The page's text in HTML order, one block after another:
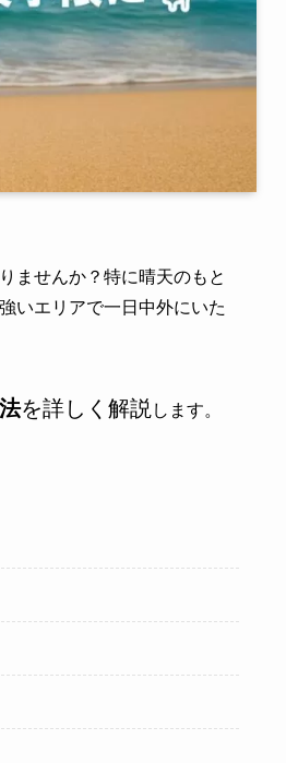
ませんか？特に晴天のもと
いエリアで一日中外にいた
を詳しく解説します。